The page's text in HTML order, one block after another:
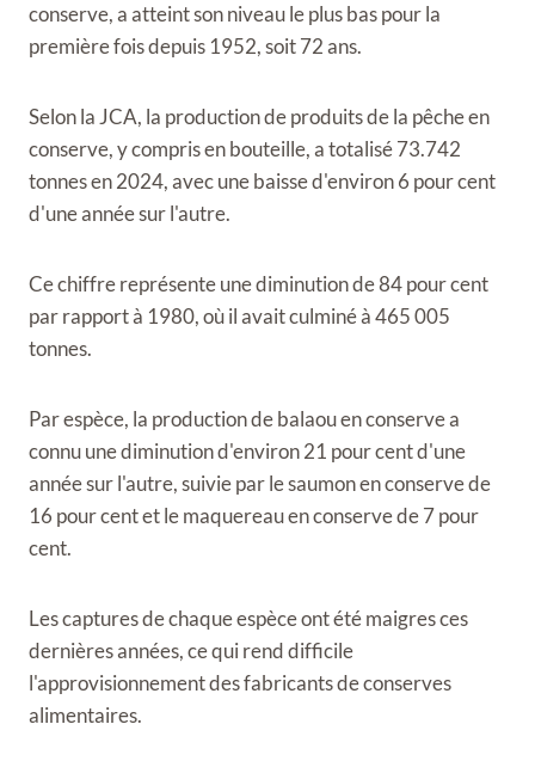
conserve, a atteint son niveau le plus bas pour la
première fois depuis 1952, soit 72 ans.
Selon la JCA, la production de produits de la pêche en
conserve, y compris en bouteille, a totalisé 73.742
tonnes en 2024, avec une baisse d'environ 6 pour cent
d'une année sur l'autre.
Ce chiffre représente une diminution de 84 pour cent
par rapport à 1980, où il avait culminé à 465 005
tonnes.
Par espèce, la production de balaou en conserve a
connu une diminution d'environ 21 pour cent d'une
année sur l'autre, suivie par le saumon en conserve de
16 pour cent et le maquereau en conserve de 7 pour
cent.
Les captures de chaque espèce ont été maigres ces
dernières années, ce qui rend difficile
l'approvisionnement des fabricants de conserves
alimentaires.